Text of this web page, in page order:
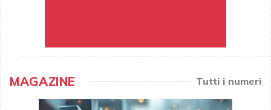
MAGAZINE Tutti i numeri